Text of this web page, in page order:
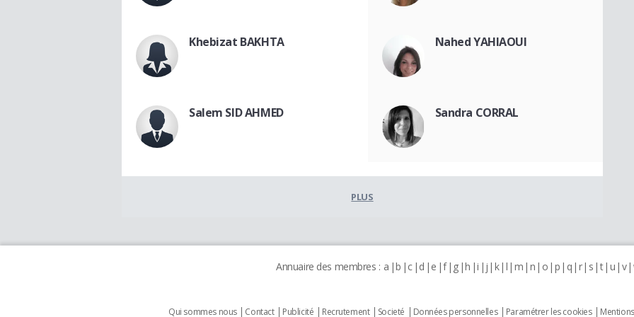
Khebizat BAKHTA Nahed YAHIAOUI
Salem SID AHMED Sandra CORRAL
PLUS
Annuaire des membres : a b c d e f g h i j k l m n o p q r s t u v
Qui sommes nous Contact Publicité Recrutement Societé Données personnelles Paramétrer les cookies